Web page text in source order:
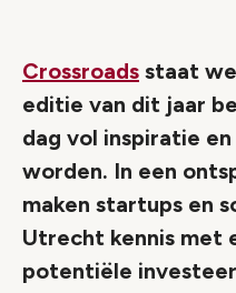
Crossroads staat
editie van dit jaar
dag vol inspiratie
worden. In een
maken startups en
Utrecht kennis met
potentiële